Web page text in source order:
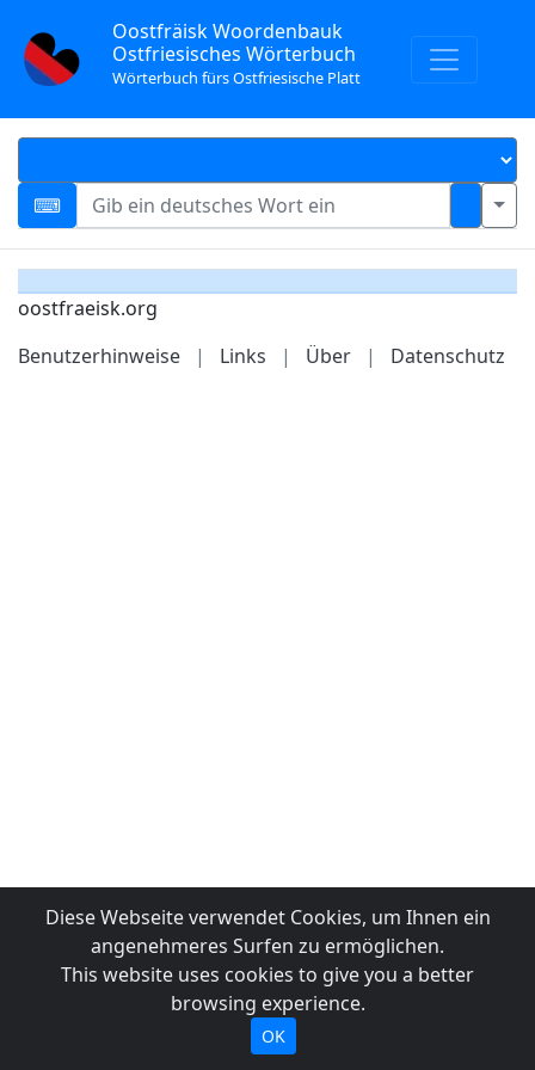
Oostfräisk Woordenbauk
Ostfriesisches Wörterbuch
Wörterbuch fürs Ostfriesische Platt
oostfraeisk.org
Benutzerhinweise
| Links | Über | Datenschutz
Diese Webseite verwendet Cookies, um Ihnen ein
angenehmeres Surfen zu ermöglichen.
This website uses cookies to give you a better
browsing experience.
OK